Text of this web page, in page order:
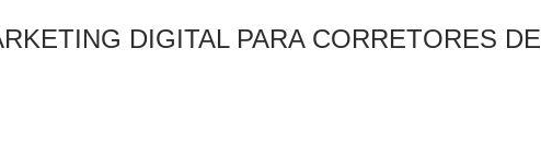
DIGITAL PARA CORRETORES DE